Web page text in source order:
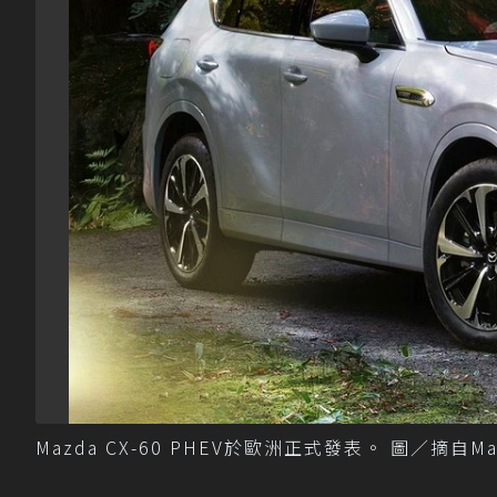
Mazda CX-60 PHEV於歐洲正式發表。 圖／摘自